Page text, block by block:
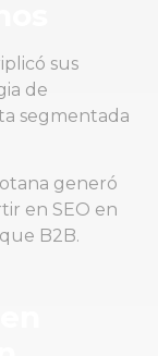
sus
de
segmentada
generó
en SEO en
B2B.